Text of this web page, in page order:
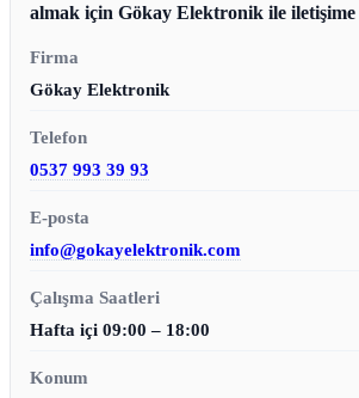
almak için Gökay Elektronik ile iletişime
Firma
Gökay Elektronik
Telefon
0537 993 39 93
E-posta
info@gokayelektronik.com
Çalışma Saatleri
Hafta içi 09:00 – 18:00
Konum